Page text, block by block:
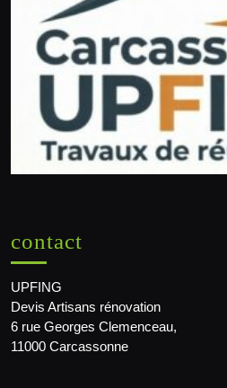
contact
UPFING
Devis Artisans rénovation
6 rue Georges Clemenceau,
11000 Carcassonne